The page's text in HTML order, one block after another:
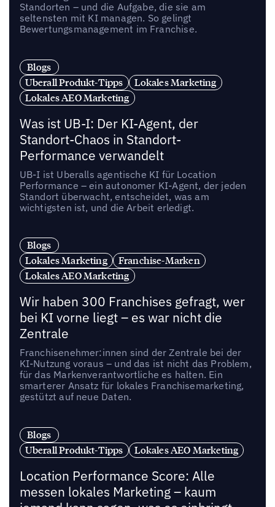
Standorten – und die Aufgabe, die sie am
seltensten mit KI managen. So gelingt
Bewertungsmanagement im Franchise.
Blogs
Uberall Produkt-Tipps
Lokales Marketing
Lokales AEO Marketing
Was ist UB-I: Der KI-Agent, der
Standort-Chaos in Standort-
Performance verwandelt
UB-I ist Uberalls agentische KI für Location
Performance – ein autonomer KI-Agent, der jeden
Standort überwacht, entscheidet, was am
wichtigsten ist, und die Arbeit erledigt.
Blogs
Lokales Marketing
Franchise-Marken
Lokales AEO Marketing
Wir haben 300 Franchises gefragt, wer
bei KI vorne liegt – es war nicht die
Zentrale
Franchisenehmer:innen sind der Zentrale bei der
KI-Nutzung voraus – und das ist nicht das Problem,
für das Markenverantwortliche es halten. Ein
smarterer Ansatz für lokales Franchisemarketing,
gestützt auf neue Daten.
Blogs
Uberall Produkt-Tipps
Lokales AEO Marketing
Location Performance Score: Alle
messen lokales Marketing – kaum